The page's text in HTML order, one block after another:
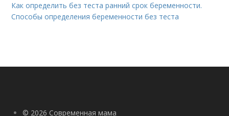
Как определить без теста ранний срок беременности.
Способы определения беременности без теста
© 2026 Современная мама